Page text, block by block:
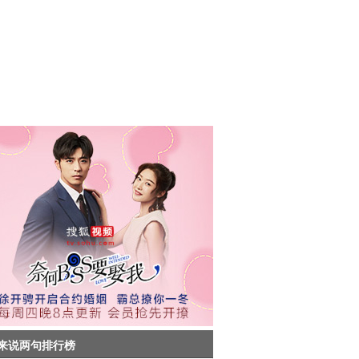
说两句排行榜